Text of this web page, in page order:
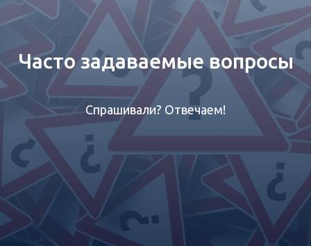
Часто задаваемые вопросы
Спрашивали? Отвечаем!